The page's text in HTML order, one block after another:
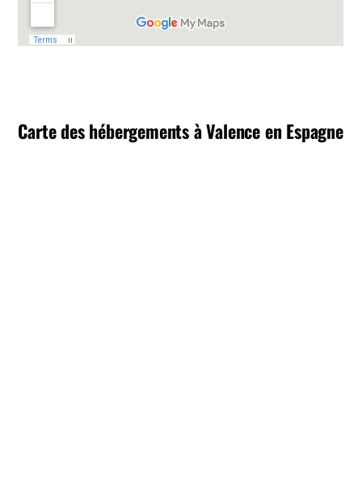
Carte des hébergements à Valence en Espagne